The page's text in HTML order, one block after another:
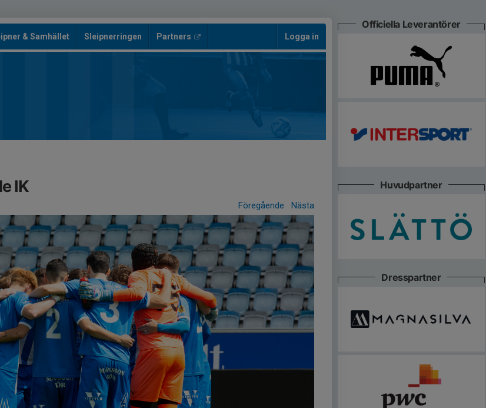
& Samhället Sleipnerringen Partners Logga in
IK
Föregående Nästa
Officiella Leverantörer
Huvudpartner
Dresspartner